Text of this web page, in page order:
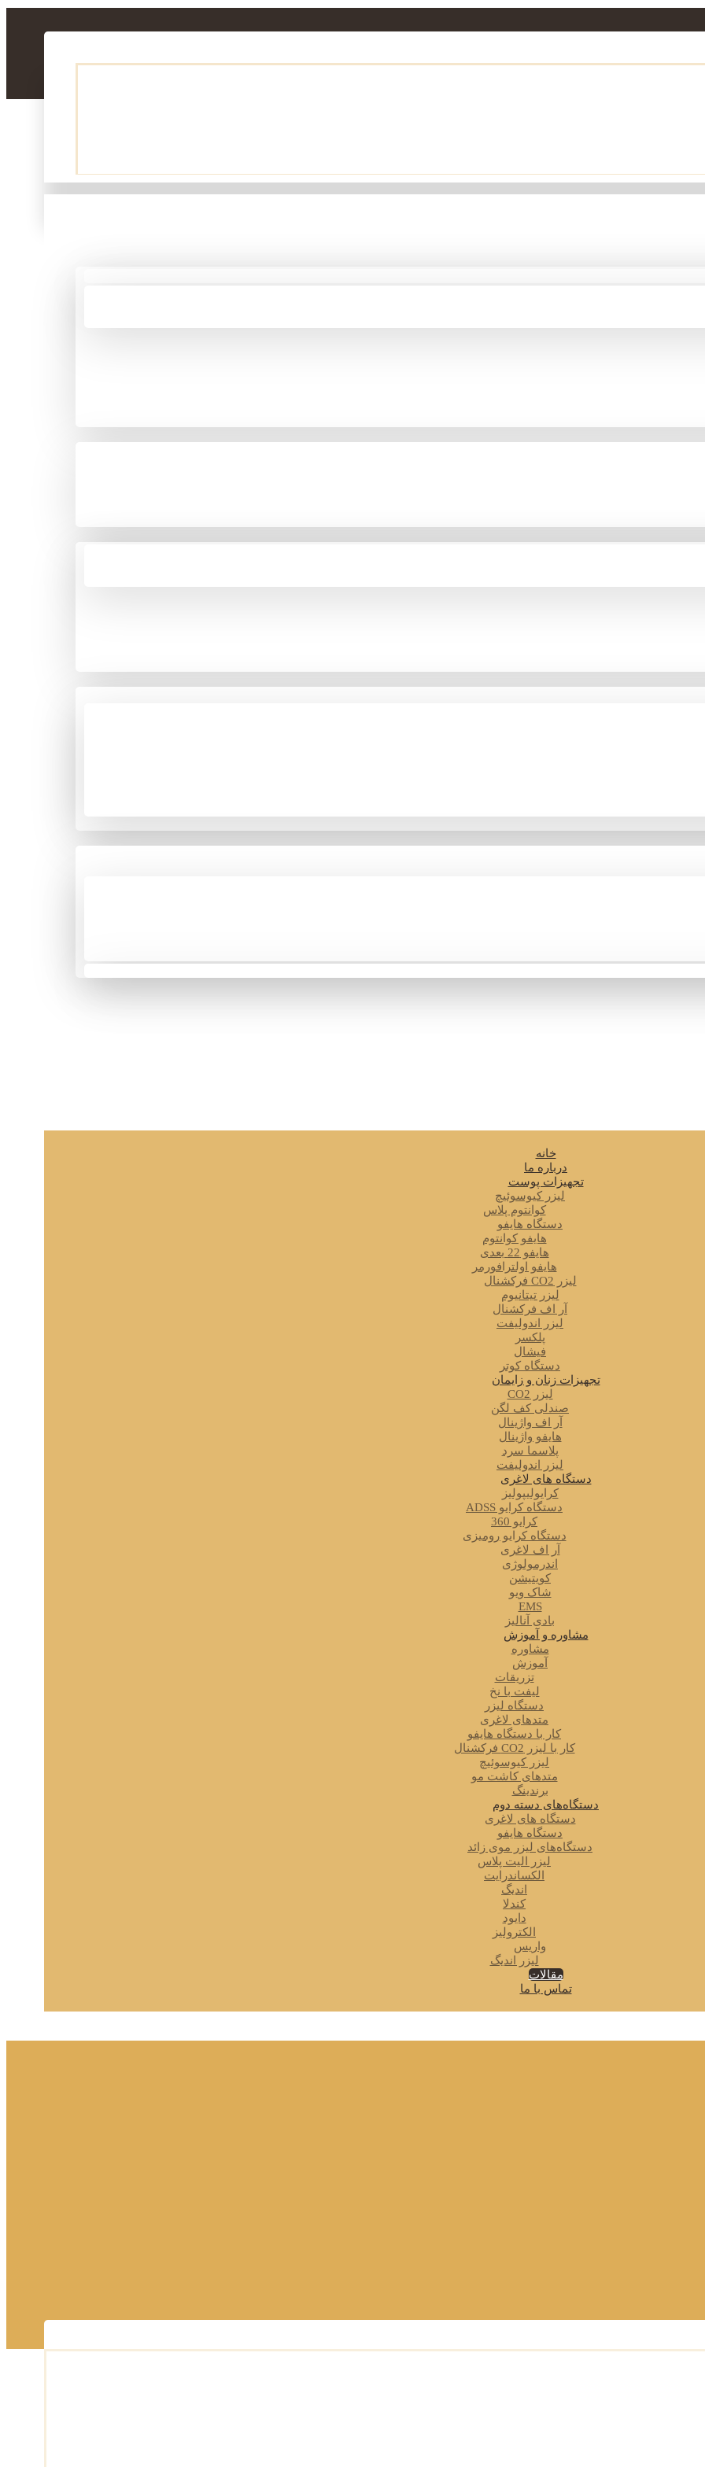
خانه
درباره ما
تجهیزات پوست
لیزر کیوسوئیچ
کوانتوم پلاس
دستگاه هایفو
هایفو کوانتوم
هایفو 22 بعدی
هایفو اولترافورمر
لیزر CO2 فرکشنال
لیزر تیتانیوم
آر اف فرکشنال
لیزر اندولیفت
پلکسر
فیشال
دستگاه کوتر
تجهیزات زنان و زایمان
لیزر CO2
صندلی کف لگن
آر اف واژینال
هایفو واژینال
پلاسما سرد
لیزر اندولیفت
دستگاه های لاغری
کرایولیپولیز
دستگاه کرایو ADSS
کرایو 360
دستگاه کرایو رومیزی
آر اف لاغری
اندرمولوژی
کویتیشن
شاک ویو
EMS
بادی آنالیز
مشاوره و آموزش
مشاوره
آموزش
تزریقات
لیفت با نخ
دستگاه لیزر
متدهای لاغری
کار با دستگاه هایفو
کار با لیزر CO2 فرکشنال
لیزر کیوسوئیچ
متدهای کاشت مو
برندینگ
دستگاه‌های دسته دوم
دستگاه های لاغری
دستگاه هایفو
دستگاه‌های لیزر موی زائد
لیزر الیت پلاس
الکساندرایت
اندیگ
کندلا
دایود
الکترولیز
واریس
لیزر اندیگ
مقالات
تماس با ما